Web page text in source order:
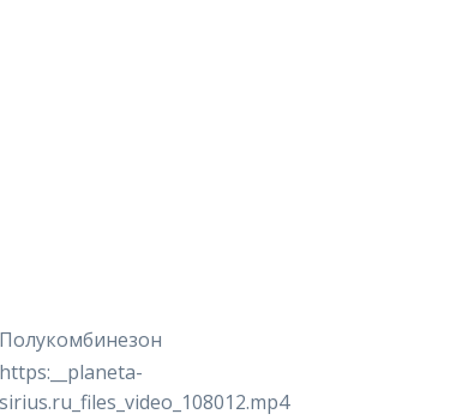
Полукомбинезон
https:__planeta-
sirius.ru_files_video_108012.mp4